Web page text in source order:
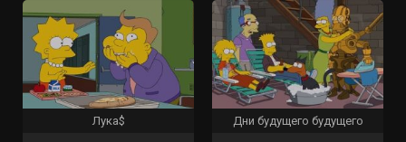
Лука$ Дни будущего будущего